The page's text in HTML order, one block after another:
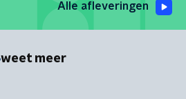
Alle afleveringen
weet meer